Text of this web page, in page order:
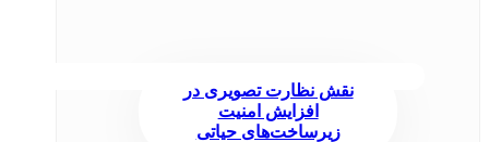
نقش نظارت تصویری در
افزایش امنیت
زیرساخت‌های حیاتی